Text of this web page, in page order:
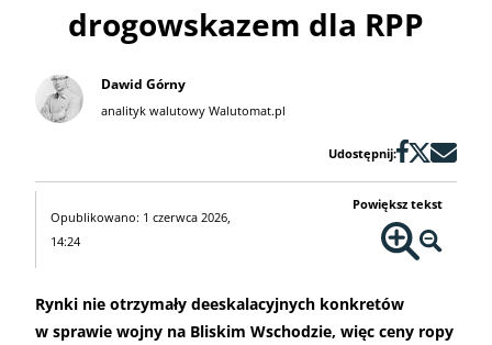
drogowskazem dla RPP
Dawid Górny
analityk walutowy Walutomat.pl
Udostępnij:
Opublikowano: 1 czerwca 2026,
14:24
Powiększ tekst
Rynki nie otrzymały deeskalacyjnych konkretów
w sprawie wojny na Bliskim Wschodzie, więc ceny ropy